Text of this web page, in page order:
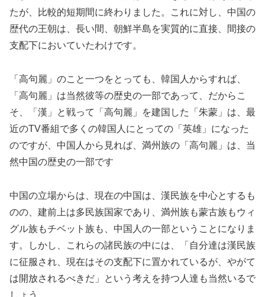
たが、比較的短期間に終わりました。これに対し、中国の
歴代の王朝は、長い間、朝鮮半島を実質的に直接、間接の
支配下においていたわけです。
「高句麗」のこと一つをとっても、韓国人からすれば、
「高句麗」は当然彼等の歴史の一部であって、だからこ
そ、「漢」と戦って「高句麗」を建国した「朱蒙」は、最
近のTV番組で多くの韓国人にとっての「英雄」になった
のですが、中国人から見れば、満州族の「高句麗」は、当
然中国の歴史の一部です
中国の立場からは、現在の中国は、漢民族を中心とするも
のの、建前上は多民族国家であり、満州族も蒙古族もウィ
グル族もチベット族も、中国人の一部ということになりま
す。しかし、これらの諸民族の中には、「自分達は漢民族
に征服され、現在はその支配下に置かれているが、やがて
は開放されるべきだ」という考えを持つ人達も当然いるで
しょう。